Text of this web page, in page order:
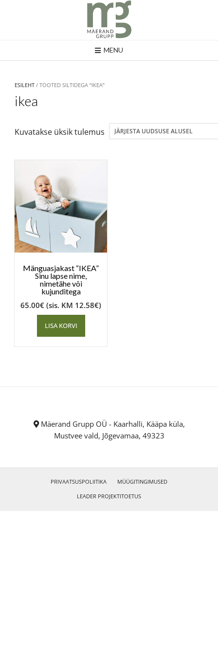
MENU
ESILEHT / TOOTED SILTIDEGA “IKEA”
ikea
Kuvatakse üksik tulemus
Mänguasjakast “IKEA”
Sinu lapse nime,
nimetähe või
kujunditega
65.00€ (sis. KM 12.58€)
LISA KORVI
Mäerand Grupp OÜ - Kaarhalli, Kääpa küla,
Mustvee vald, Jõgevamaa, 49323
PRIVAATSUSPOLIITIKA
MÜÜGITINGIMUSED
LEADER PROJEKTITOETUS